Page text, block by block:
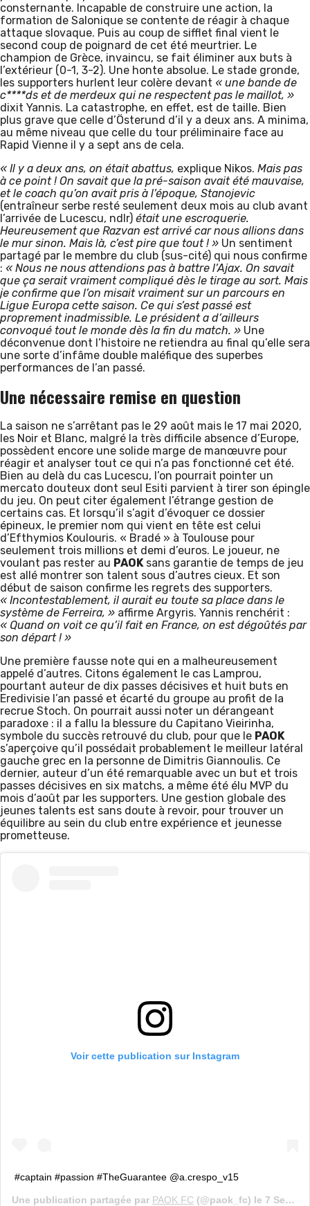
consternante. Incapable de construire une action, la
formation de Salonique se contente de réagir à chaque
attaque slovaque. Puis au coup de sifflet final vient le
second coup de poignard de cet été meurtrier. Le
champion de Grèce, invaincu, se fait éliminer aux buts à
l’extérieur (0-1, 3-2). Une honte absolue. Le stade gronde,
les supporters hurlent leur colère devant « une bande de
c****ds et de merdeux qui ne respectent pas le maillot, »
dixit Yannis. La catastrophe, en effet, est de taille. Bien
plus grave que celle d’Österund d’il y a deux ans. A minima,
au même niveau que celle du tour préliminaire face au
Rapid Vienne il y a sept ans de cela.
« Il y a deux ans, on était abattus, explique Nikos. Mais pas
à ce point ! On savait que la pré-saison avait été mauvaise,
et le coach qu’on avait pris à l’époque, Stanojevic
(entraîneur serbe resté seulement deux mois au club avant
l’arrivée de Lucescu, ndlr) était une escroquerie.
Heureusement que Razvan est arrivé car nous allions dans
le mur sinon. Mais là, c’est pire que tout ! » Un sentiment
partagé par le membre du club (sus-cité) qui nous confirme
: « Nous ne nous attendions pas à battre l’Ajax. On savait
que ça serait vraiment compliqué dès le tirage au sort. Mais
je confirme que l’on misait vraiment sur un parcours en
Ligue Europa cette saison. Ce qui s’est passé est
proprement inadmissible. Le président a d’ailleurs
convoqué tout le monde dès la fin du match. » Une
déconvenue dont l’histoire ne retiendra au final qu’elle sera
une sorte d’infâme double maléfique des superbes
performances de l’an passé.
Une nécessaire remise en question
La saison ne s’arrêtant pas le 29 août mais le 17 mai 2020,
les Noir et Blanc, malgré la très difficile absence d’Europe,
possèdent encore une solide marge de manœuvre pour
réagir et analyser tout ce qui n’a pas fonctionné cet été.
Bien au delà du cas Lucescu, l’on pourrait pointer un
mercato douteux dont seul Esiti parvient à tirer son épingle
du jeu. On peut citer également l’étrange gestion de
certains cas. Et lorsqu’il s’agit d’évoquer ce dossier
épineux, le premier nom qui vient en tête est celui
d’Efthymios Koulouris. « Bradé » à Toulouse pour
seulement trois millions et demi d’euros. Le joueur, ne
voulant pas rester au PAOKsans garantie de temps de jeu
est allé montrer son talent sous d’autres cieux. Et son
début de saison confirme les regrets des supporters.
« Incontestablement, il aurait eu toute sa place dans le
système de Ferreira, » affirme Argyris. Yannis renchérit :
« Quand on voit ce qu’il fait en France, on est dégoûtés par
son départ ! »
Une première fausse note qui en a malheureusement
appelé d’autres. Citons également le cas Lamprou,
pourtant auteur de dix passes décisives et huit buts en
Eredivisie l’an passé et écarté du groupe au profit de la
recrue Stoch. On pourrait aussi noter un dérangeant
paradoxe : il a fallu la blessure du Capitano Vieirinha,
symbole du succès retrouvé du club, pour que le PAOK
s’aperçoive qu’il possédait probablement le meilleur latéral
gauche grec en la personne de Dimitris Giannoulis. Ce
dernier, auteur d’un été remarquable avec un but et trois
passes décisives en six matchs, a même été élu MVP du
mois d’août par les supporters. Une gestion globale des
jeunes talents est sans doute à revoir, pour trouver un
équilibre au sein du club entre expérience et jeunesse
prometteuse.
Voir cette publication sur Instagram
#captain #passion #TheGuarantee @a.crespo_v15
Une publication partagée par PAOK FC (@paok_fc) le 7 Sept. 2019 à 8 :24 PDT